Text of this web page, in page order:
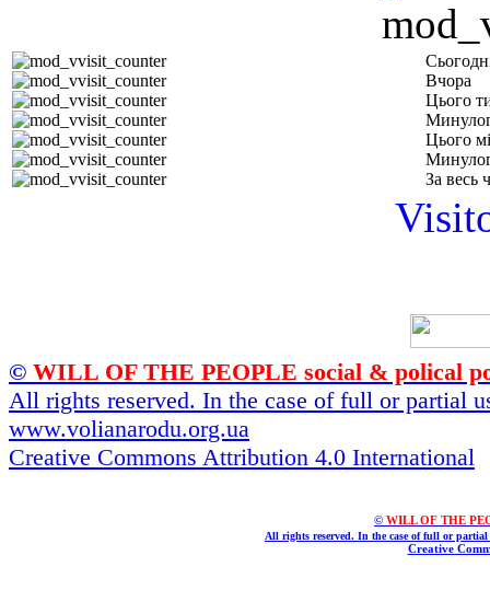
Вчора
Цього
Цього
За весь
© WILL OF THE PEOPLE social & polical
All rights reserved. In the case of full or partial
www.volianarodu.org.ua
Creative Commons Attribution 4.0 International
© WILL OF THE
All rights reserved. In the case of full or
Creative